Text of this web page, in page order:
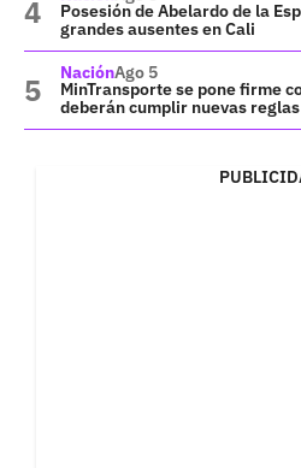
Posesión de Abelardo de la
grandes ausentes en Cali
NaciónAgo 5
MinTransporte se pone firme
deberán cumplir nuevas reglas